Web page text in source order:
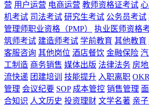
营 用户运营 电商运营 教师资格证考试
机考试 司法考试 研究生考试 公务员考试
管理师职业资格（PMP）
执业医师资格
筑师考试 建造师考试 学前教育 其他教育
客服咨询 其他岗位 酒店餐饮 金融保险
工制造 商务销售 媒体出版 法律法务 房
流快递 团建培训 技能提升 入职离职
管理 会议纪要 SOP 成本管控 销售管理
合知识 人文历史 投资理财 文学名著 亲